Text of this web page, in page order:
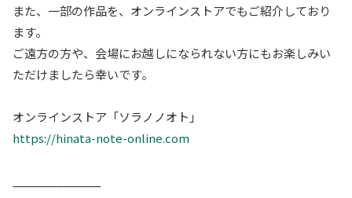
また、一部の作品を、オンラインストアでもご紹介しており
ます。
ご遠方の方や、会場にお越しになられない方にもお楽しみい
ただけましたら幸いです。
オンラインストア「ソラノノオト」
https://hinata-note-online.com